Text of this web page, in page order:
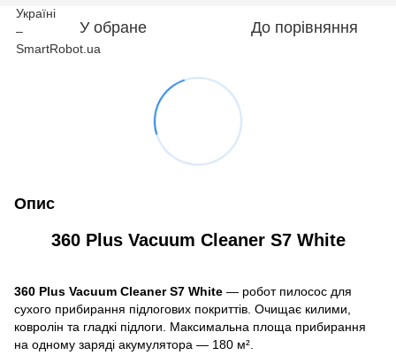
У обране До порівняння
Опис
360 Plus Vacuum Cleaner S7 White
360 Plus Vacuum Cleaner S7 White — робот пилосос для
сухого прибирання підлогових покриттів. Очищає килими,
ковролін та гладкі підлоги. Максимальна площа прибирання
на одному заряді акумулятора — 180 м².